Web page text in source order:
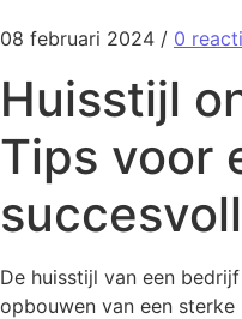
08 februari 2024 / 0
Huisstijl
Tips voor
De huisstijl van een
opbouwen van een